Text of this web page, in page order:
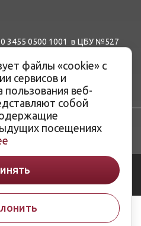
3455 0500 1001 в ЦБУ №527
2026
файлы «cookie» с
сервисов и
веб-
собой
посещениях